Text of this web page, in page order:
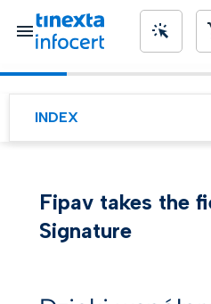
INDEX
Digitalizacja procesów
prostszego i szybszego
członkostwa
Fipav takes the
Signature